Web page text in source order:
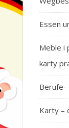
Essen
Meble i
karty
Berufe-
Karty –